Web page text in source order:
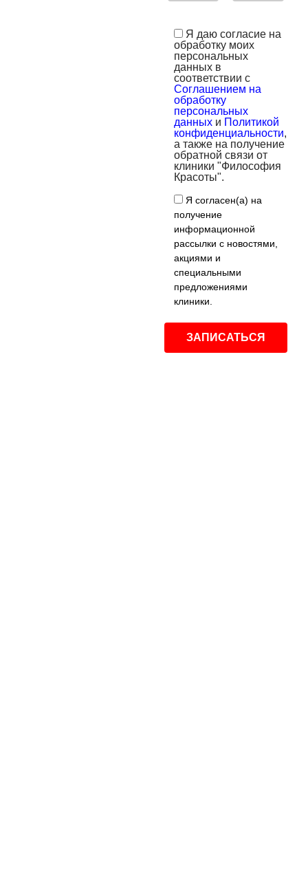
Я даю согласие на
обработку моих
персональных
данных в
соответствии с
Соглашением на
обработку
персональных
данных и Политикой
конфиденциальности,
а также на получение
обратной связи от
клиники "Философия
Красоты".
Я согласен(а) на
получение
информационной
рассылки с новостями,
акциями и
специальными
предложениями
клиники.